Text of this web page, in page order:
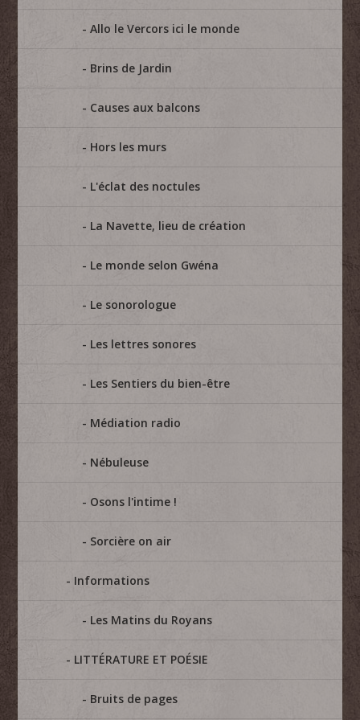
Allo le Vercors ici le monde
Brins de Jardin
Causes aux balcons
Hors les murs
L'éclat des noctules
La Navette, lieu de création
Le monde selon Gwéna
Le sonorologue
Les lettres sonores
Les Sentiers du bien-être
Médiation radio
Nébuleuse
Osons l'intime !
Sorcière on air
Informations
Les Matins du Royans
LITTÉRATURE ET POÉSIE
Bruits de pages